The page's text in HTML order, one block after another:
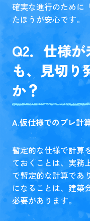
確実な進行のために
たほうが安心です。
Q2．仕様
も、見切り
か？
A.仮仕様でのプレ計
暫定的な仕様で計算
ておくことは、実務
で暫定的な計算であ
になることは、建築
必要があります。